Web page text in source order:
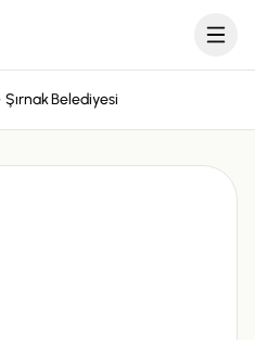
Şırnak Belediyesi